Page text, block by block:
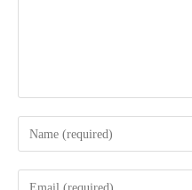
Enter
your
name
Enter